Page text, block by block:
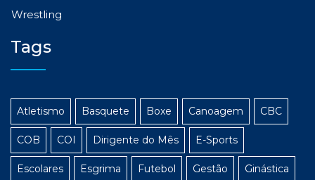
Wrestling
Tags
Atletismo Basquete Boxe Canoagem CBC
COB COI Dirigente do Mês E-Sports
Escolares Esgrima Futebol Gestão Ginástica